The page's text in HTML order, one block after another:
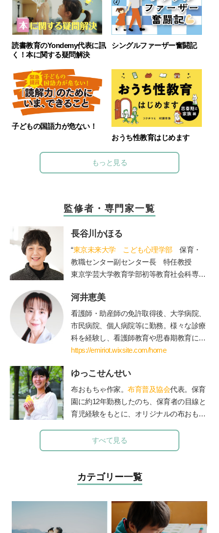
読書教育のYondemy代表に訊
く！本に関する疑問解決
シングルファーザー奮闘記
子どもの国語力が危ない！
おうち性教育はじめます
もっと見る
監修者・専門家一覧
長谷川かほる
“東京未来大学 こども心理学部 保育・
教職センター副センター長 特任教授
東京学芸大学教育学部初等教育社会科専攻
校長、校長を経て現職。大学では、管理職
歴15年の経験を活かし、教員を目指す学生
たちの指導を担当されています。著書に
「保護者対応12か月」(小学館)。”
河井恵美
看護師・助産師の免許取得後、大学病院、
市民病院、個人病院等に勤務。様々な診療
科を経験し、看護師教育や思春期教育にも
関わる。青年海外協力隊として海外に赴任
学・修了。親御さん方へのアドバイスを充
実させたいと思い、保育士・公認心理師の
資格を取得して役立てている。現在は、世
界に住む妊婦さんや産後の方向けに、オン
を運営。
https://emiriot.wixsite.com/home
ゆっこせんせい
布おもちゃ作家。 布育普及協会代表。保育
園に約12年勤務したのち、保育者の目線と
育児経験をもとに、オリジナルの布おもち
とい」を立ち上げ、保育者を対象にした
「保育セミナー」や子育て中のお母さん、
で講師として活躍している。布おもちゃ作
家＆保育士「ゆっこせんせい」の『
のすすめ～ちゃんと遊べばちゃんと育つ』
すべて見る
カテゴリー一覧